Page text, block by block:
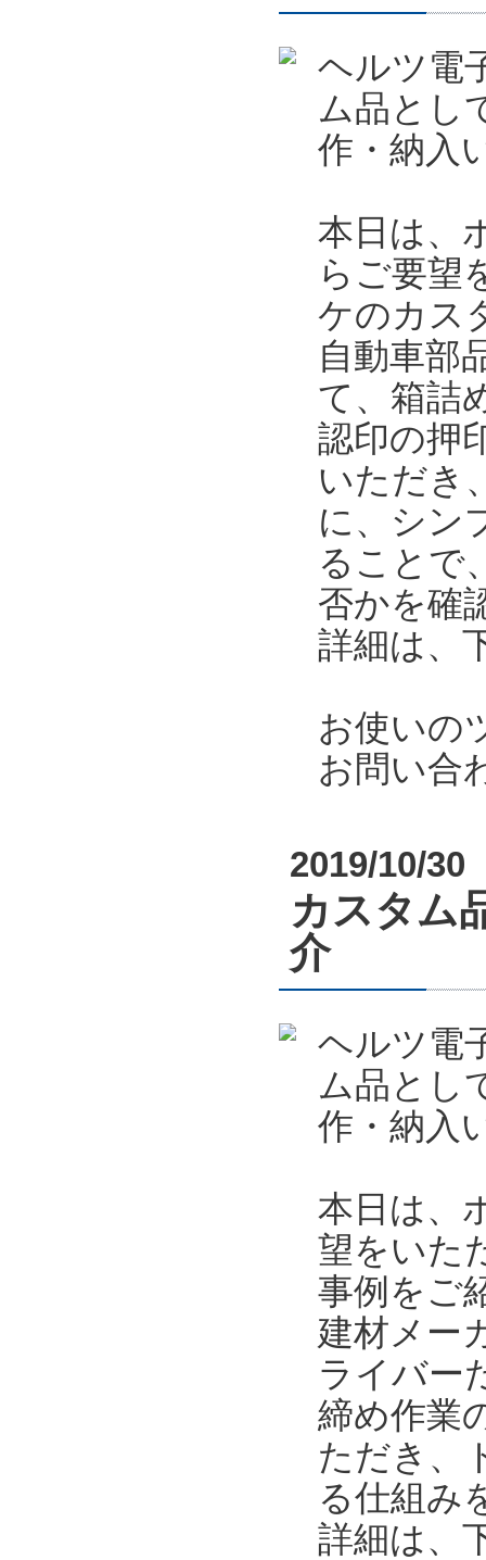
ヘルツ電
ム品とし
作・納入
本日は、
らご要望
ケのカス
自動車部
て、箱詰
認印の押
いただき
に、シン
ることで
否かを確
詳細は、
お使いの
お問い合
2019/10/30
カスタム
介
ヘルツ電
ム品とし
作・納入
本日は、
望をいた
事例をご
建材メー
ライバー
締め作業
ただき、
る仕組み
詳細は、